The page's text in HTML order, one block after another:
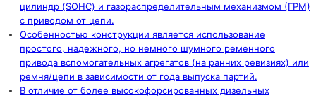
цилиндр (SOHC) и газораспределительным механизмом (ГРМ)
с приводом от цепи.
Особенностью конструкции является использование
простого, надежного, но немного шумного ременного
привода вспомогательных агрегатов (на ранних ревизиях) или
ремня/цепи в зависимости от года выпуска партий.
В отличие от более высокофорсированных дизельных